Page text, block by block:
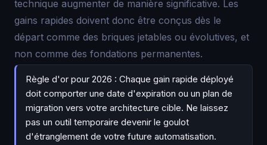
technique augmenter de manière significative. Les
gains rapides doivent donc être conçus dès le
départ comme des briques jetables ou évolutives, et
non comme des fondations permanentes.
Règle d'or pour 2026 : Chaque gain rapide déployé
doit comporter une date d'expiration ou un plan de
migration vers votre architecture cible. Ne laissez
pas un outil temporaire devenir le goulot
d'étranglement de votre future automatisation.